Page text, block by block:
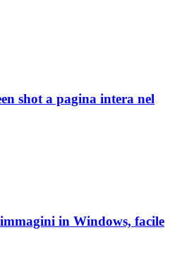
shot a pagina intera nel
in Windows, facile